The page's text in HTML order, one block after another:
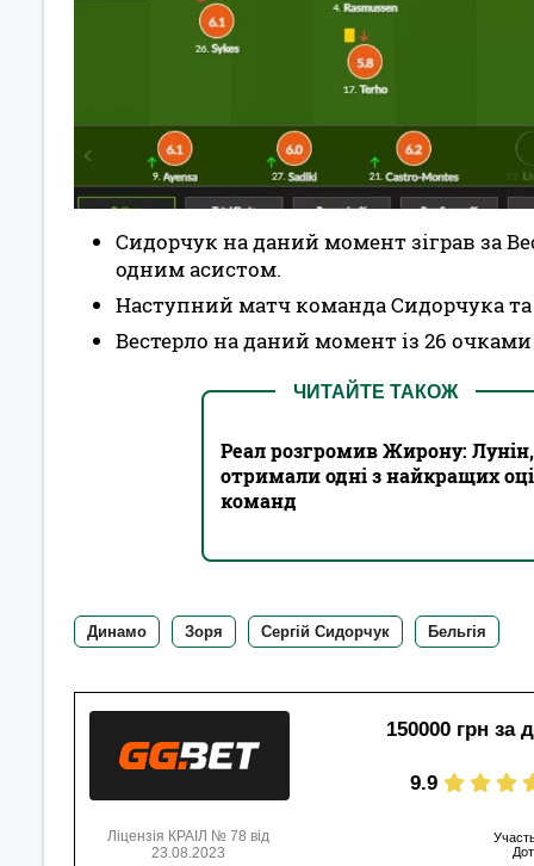
Сидорчук на даний момент зіграв за
одним асистом.
Наступний матч команда Сидорчука та
Вестерло на даний момент із 26 очками
ЧИТАЙТЕ ТАКОЖ
Реал розгромив Жирону:
отримали одні з найкращих
команд
Динамо Зоря Сергій Сидорчук Бельгія
150000 грн за
9.9
Ліцензія КРАІЛ № 78 від
23.08.2023